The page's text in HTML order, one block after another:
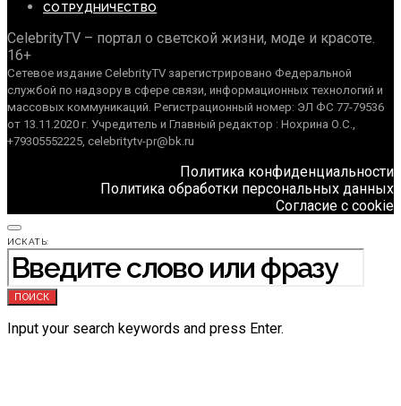
СОТРУДНИЧЕСТВО
CelebrityTV – портал о светской жизни, моде и красоте.
16+
Сетевое издание CelebrityTV зарегистрировано Федеральной
службой по надзору в сфере связи, информационных технологий и
массовых коммуникаций. Регистрационный номер: ЭЛ ФС 77-79536
от 13.11.2020 г. Учредитель и Главный редактор : Нохрина О.С.,
+79305552225, celebritytv-pr@bk.ru
Политика конфиденциальности
Политика обработки персональных данных
Согласие с cookie
ИСКАТЬ:
ПОИСК
Input your search keywords and press Enter.